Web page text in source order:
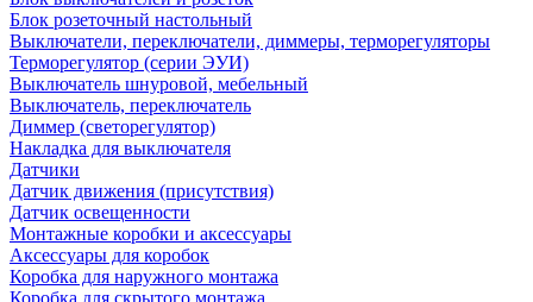
Блок розеточный настольный
Выключатели, переключатели, диммеры, терморегуляторы
Терморегулятор (серии ЭУИ)
Выключатель шнуровой, мебельный
Выключатель, переключатель
Диммер (светорегулятор)
Накладка для выключателя
Датчики
Датчик движения (присутствия)
Датчик освещенности
Монтажные коробки и аксессуары
Аксессуары для коробок
Коробка для наружного монтажа
Коробка для скрытого монтажа